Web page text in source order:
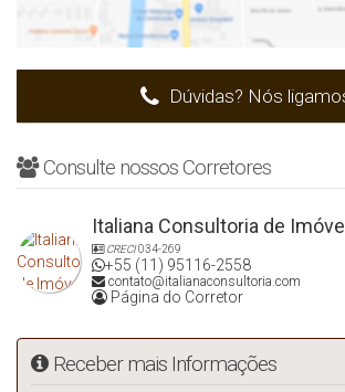
Dúvidas? Nós
Consulte nossos Corretores
Italiana Consultoria de
CRECI034-269
+55 (11) 95116-2558
contato@italianaconsultoria.com
Página do Corretor
Receber mais Informações